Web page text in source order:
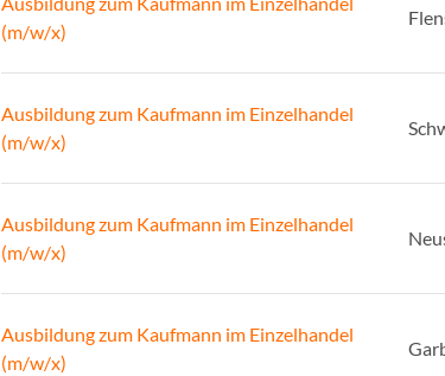
(m/w/x)
Ausbildung zum Kaufmann im Einzelhandel
(m/w/x)
Ausbildung zum Kaufmann im Einzelhandel
(m/w/x)
Ausbildung zum Kaufmann im Einzelhandel
(m/w/x)